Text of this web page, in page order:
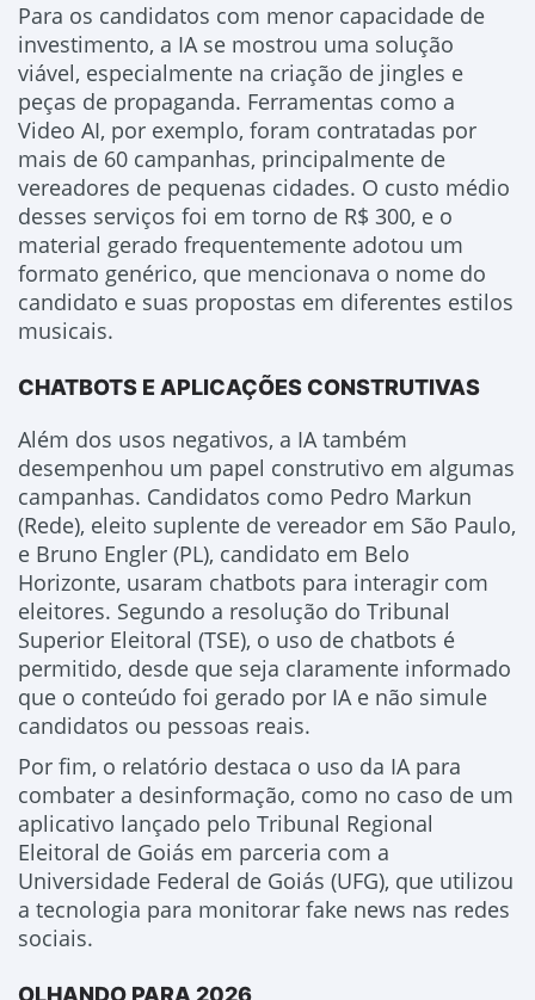
Para os candidatos com menor capacidade de
investimento, a IA se mostrou uma solução
viável, especialmente na criação de jingles e
peças de propaganda. Ferramentas como a
Video AI, por exemplo, foram contratadas por
mais de 60 campanhas, principalmente de
vereadores de pequenas cidades. O custo médio
desses serviços foi em torno de R$ 300, e o
material gerado frequentemente adotou um
formato genérico, que mencionava o nome do
candidato e suas propostas em diferentes estilos
musicais.
CHATBOTS E APLICAÇÕES CONSTRUTIVAS
Além dos usos negativos, a IA também
desempenhou um papel construtivo em algumas
campanhas. Candidatos como Pedro Markun
(Rede), eleito suplente de vereador em São Paulo,
e Bruno Engler (PL), candidato em Belo
Horizonte, usaram chatbots para interagir com
eleitores. Segundo a resolução do Tribunal
Superior Eleitoral (TSE), o uso de chatbots é
permitido, desde que seja claramente informado
que o conteúdo foi gerado por IA e não simule
candidatos ou pessoas reais.
Por fim, o relatório destaca o uso da IA para
combater a desinformação, como no caso de um
aplicativo lançado pelo Tribunal Regional
Eleitoral de Goiás em parceria com a
Universidade Federal de Goiás (UFG), que utilizou
a tecnologia para monitorar fake news nas redes
sociais.